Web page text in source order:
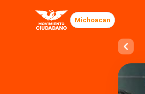
Michoacan